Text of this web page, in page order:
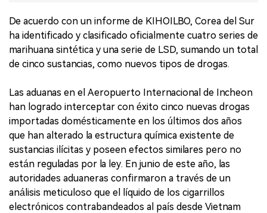
De acuerdo con un informe de KIHOILBO, Corea del Sur
ha identificado y clasificado oficialmente cuatro series de
marihuana sintética y una serie de LSD, sumando un total
de cinco sustancias, como nuevos tipos de drogas.
Las aduanas en el Aeropuerto Internacional de Incheon
han logrado interceptar con éxito cinco nuevas drogas
importadas domésticamente en los últimos dos años
que han alterado la estructura química existente de
sustancias ilícitas y poseen efectos similares pero no
están reguladas por la ley. En junio de este año, las
autoridades aduaneras confirmaron a través de un
análisis meticuloso que el líquido de los cigarrillos
electrónicos contrabandeados al país desde Vietnam